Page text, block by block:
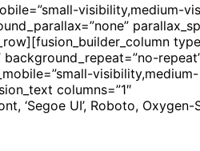
visibility,medium-
background_repeat=”no-
visibility,medium-
columns=”1″
‘Segoe UI’, Roboto, Oxygen-